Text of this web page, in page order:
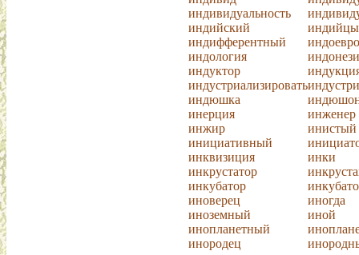
индивидуальность
индийский
индийцы
индифферентный
индология
индуктор
индустриализировать
индюшка
инерция
инженер
инжир
инистый
инициативный
инквизиция
инки
инкрустатор
инкубатор
иноверец
иногда
иноземный
иной
инопланетный
инородец